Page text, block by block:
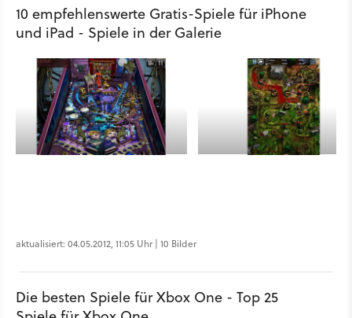
10 empfehlenswerte Gratis-Spiele für iPhone
und iPad - Spiele in der Galerie
aktualisiert: 04.05.2012, 11:05 Uhr | 10 Bilder
Die besten Spiele für Xbox One - Top 25